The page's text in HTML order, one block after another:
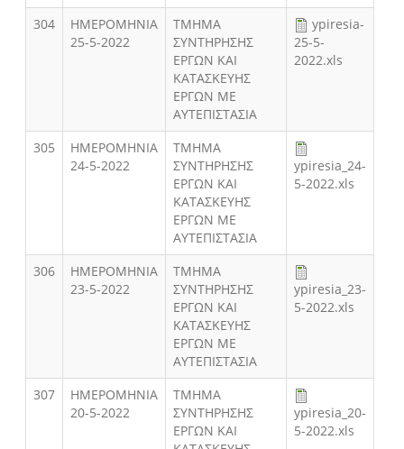
304
ΗΜΕΡΟΜΗΝΙΑ
25-5-2022
ΤΜΗΜΑ
ΣΥΝΤΗΡΗΣΗΣ
ΕΡΓΩΝ ΚΑΙ
ΚΑΤΑΣΚΕΥΗΣ
ΕΡΓΩΝ ΜΕ
ΑΥΤΕΠΙΣΤΑΣΙΑ
ypiresia-
25-5-
2022.xls
305
ΗΜΕΡΟΜΗΝΙΑ
24-5-2022
ΤΜΗΜΑ
ΣΥΝΤΗΡΗΣΗΣ
ΕΡΓΩΝ ΚΑΙ
ΚΑΤΑΣΚΕΥΗΣ
ΕΡΓΩΝ ΜΕ
ΑΥΤΕΠΙΣΤΑΣΙΑ
ypiresia_24-
5-2022.xls
306
ΗΜΕΡΟΜΗΝΙΑ
23-5-2022
ΤΜΗΜΑ
ΣΥΝΤΗΡΗΣΗΣ
ΕΡΓΩΝ ΚΑΙ
ΚΑΤΑΣΚΕΥΗΣ
ΕΡΓΩΝ ΜΕ
ΑΥΤΕΠΙΣΤΑΣΙΑ
ypiresia_23-
5-2022.xls
307
ΗΜΕΡΟΜΗΝΙΑ
20-5-2022
ΤΜΗΜΑ
ΣΥΝΤΗΡΗΣΗΣ
ΕΡΓΩΝ ΚΑΙ
ypiresia_20-
5-2022.xls